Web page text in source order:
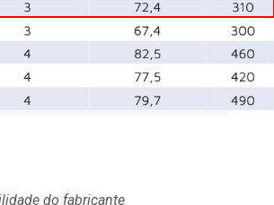
do fabricante